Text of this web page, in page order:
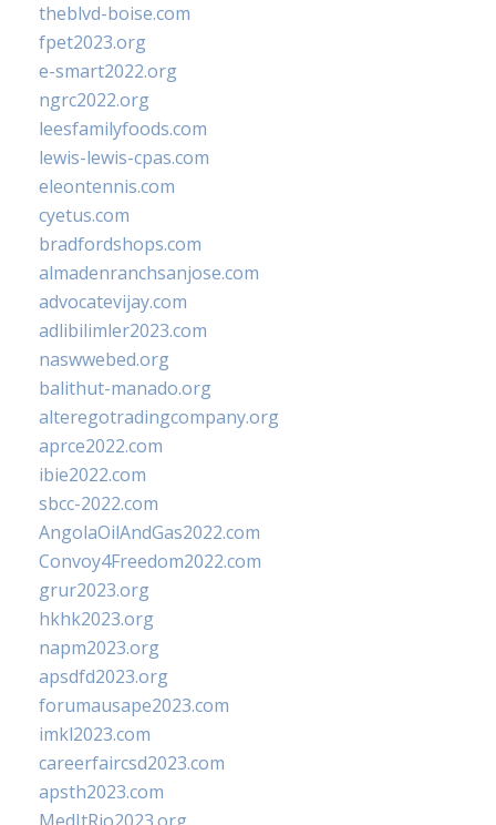
theblvd-boise.com
fpet2023.org
e-smart2022.org
ngrc2022.org
leesfamilyfoods.com
lewis-lewis-cpas.com
eleontennis.com
cyetus.com
bradfordshops.com
almadenranchsanjose.com
advocatevijay.com
adlibilimler2023.com
naswwebed.org
balithut-manado.org
alteregotradingcompany.org
aprce2022.com
ibie2022.com
sbcc-2022.com
AngolaOilAndGas2022.com
Convoy4Freedom2022.com
grur2023.org
hkhk2023.org
napm2023.org
apsdfd2023.org
forumausape2023.com
imkl2023.com
careerfaircsd2023.com
apsth2023.com